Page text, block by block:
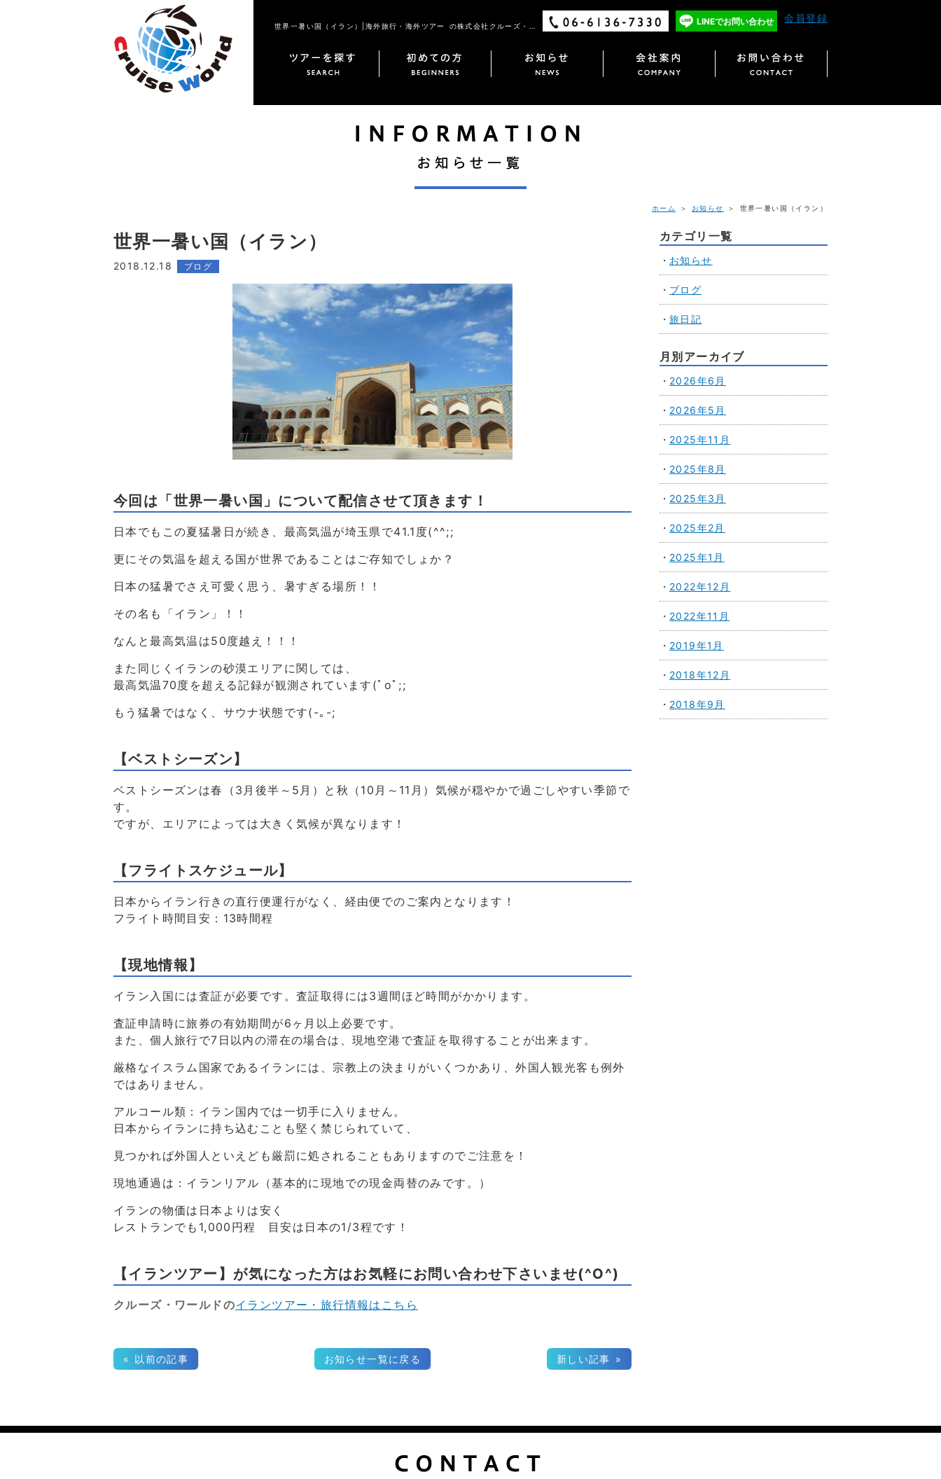
世界一暑い国（イラン）|海外旅行・海外ツアー の株式会社クルーズ・ワールド LINEでお問い合わせ 会員登録
ホーム ＞ お知らせ ＞ 世界一暑い国（イラン）
世界一暑い国（イラン）
2018.12.18 ブログ
今回は「世界一暑い国」について配信させて頂きます！
日本でもこの夏猛暑日が続き、最高気温が埼玉県で41.1度(^^;;
更にその気温を超える国が世界であることはご存知でしょか？
日本の猛暑でさえ可愛く思う、暑すぎる場所！！
その名も「イラン」！！
なんと最高気温は50度越え！！！
また同じくイランの砂漠エリアに関しては、
最高気温70度を超える記録が観測されています(ﾟoﾟ;;
もう猛暑ではなく、サウナ状態です(-｡-;
【ベストシーズン】
ベストシーズンは春（3月後半～5月）と秋（10月～11月）気候が穏やかで過ごしやすい季節で
す。
ですが、エリアによっては大きく気候が異なります！
【フライトスケジュール】
日本からイラン行きの直行便運行がなく、経由便でのご案内となります！
フライト時間目安：13時間程
【現地情報】
イラン入国には査証が必要です。査証取得には3週間ほど時間がかかります。
査証申請時に旅券の有効期間が6ヶ月以上必要です。
また、個人旅行で7日以内の滞在の場合は、現地空港で査証を取得することが出来ます。
厳格なイスラム国家であるイランには、宗教上の決まりがいくつかあり、外国人観光客も例外
ではありません。
アルコール類：イラン国内では一切手に入りません。
日本からイランに持ち込むことも堅く禁じられていて、
見つかれば外国人といえども厳罰に処されることもありますのでご注意を！
現地通過は：イランリアル（基本的に現地での現金両替のみです。）
イランの物価は日本よりは安く
レストランでも1,000円程 目安は日本の1/3程です！
【イランツアー】が気になった方はお気軽にお問い合わせ下さいませ(^O^)
クルーズ・ワールドのイランツアー・旅行情報はこちら
« 以前の記事 お知らせ一覧に戻る 新しい記事 »
カテゴリ一覧
お知らせ
ブログ
旅日記
月別アーカイブ
2026年6月
2026年5月
2025年11月
2025年8月
2025年3月
2025年2月
2025年1月
2022年12月
2022年11月
2019年1月
2018年12月
2018年9月